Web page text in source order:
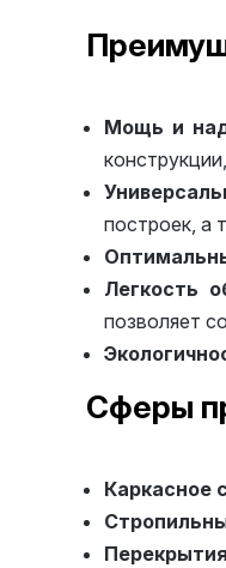
Мощь и
построек, а
Легкость
позволяет
Сферы
Каркасное